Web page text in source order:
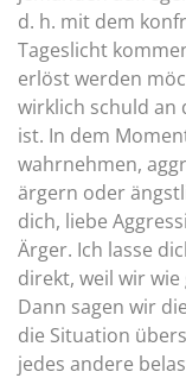
d. h. mit dem
Tageslicht
erlöst werden
wirklich schuld an
ist. In dem
wahrnehmen,
ärgern oder
dich, liebe
Ärger. Ich lasse
direkt, weil wir
Dann sagen wir
die Situation
jedes andere